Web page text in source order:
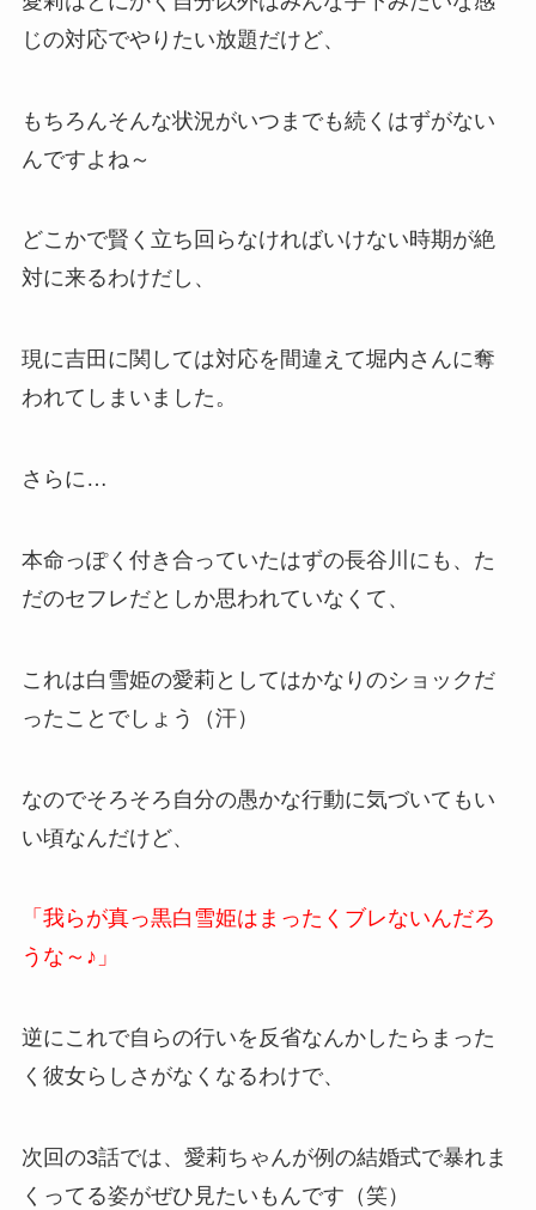
じの対応でやりたい放題だけど、
もちろんそんな状況がいつまでも続くはずがない
んですよね～
どこかで賢く立ち回らなければいけない時期が絶
対に来るわけだし、
現に吉田に関しては対応を間違えて堀内さんに奪
われてしまいました。
さらに…
本命っぽく付き合っていたはずの長谷川にも、た
だのセフレだとしか思われていなくて、
これは白雪姫の愛莉としてはかなりのショックだ
ったことでしょう（汗）
なのでそろそろ自分の愚かな行動に気づいてもい
い頃なんだけど、
「我らが真っ黒白雪姫はまったくブレないんだろ
うな～♪」
逆にこれで自らの行いを反省なんかしたらまった
く彼女らしさがなくなるわけで、
次回の3話では、愛莉ちゃんが例の結婚式で暴れま
くってる姿がぜひ見たいもんです（笑）